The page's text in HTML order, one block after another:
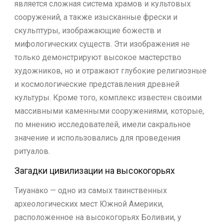
является сложная система храмов и культовых
сооружений, а также изысканные фрески и
скульптуры, изображающие божеств и
мифологических существ. Эти изображения не
только демонстрируют высокое мастерство
художников, но и отражают глубокие религиозные
и космологические представления древней
культуры. Кроме того, комплекс известен своими
массивными каменными сооружениями, которые,
по мнению исследователей, имели сакральное
значение и использовались для проведения
ритуалов.
Загадки цивилизации на высокогорьях
Тиуанако — одно из самых таинственных
археологических мест Южной Америки,
расположенное на высокогорьях Боливии, у